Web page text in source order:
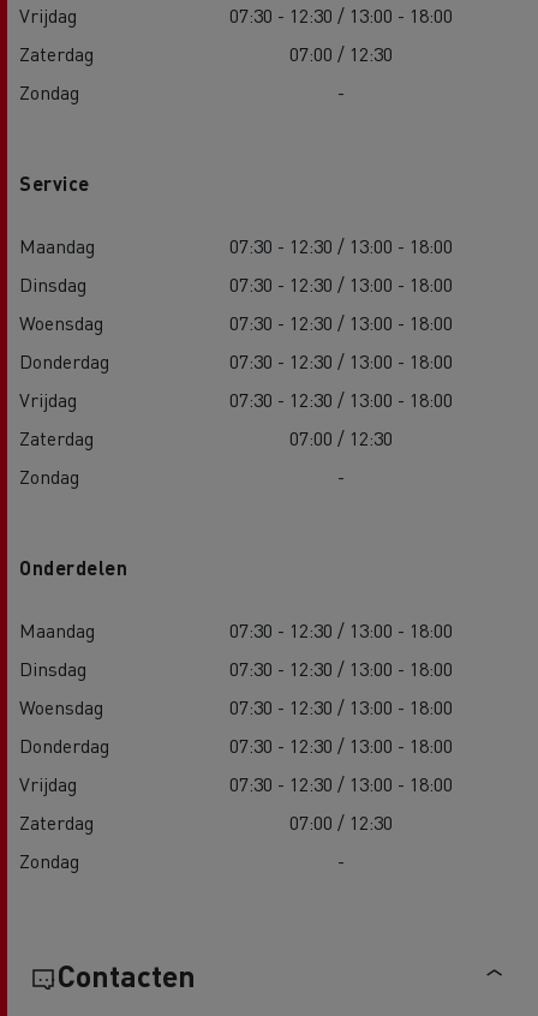
Vrijdag
07:30 - 12:30 / 13:00 - 18:00
Zaterdag
07:00 / 12:30
Zondag
-
Service
Maandag
07:30 - 12:30 / 13:00 - 18:00
Dinsdag
07:30 - 12:30 / 13:00 - 18:00
Woensdag
07:30 - 12:30 / 13:00 - 18:00
Donderdag
07:30 - 12:30 / 13:00 - 18:00
Vrijdag
07:30 - 12:30 / 13:00 - 18:00
Zaterdag
07:00 / 12:30
Zondag
-
Onderdelen
Maandag
07:30 - 12:30 / 13:00 - 18:00
Dinsdag
07:30 - 12:30 / 13:00 - 18:00
Woensdag
07:30 - 12:30 / 13:00 - 18:00
Donderdag
07:30 - 12:30 / 13:00 - 18:00
Vrijdag
07:30 - 12:30 / 13:00 - 18:00
Zaterdag
07:00 / 12:30
Zondag
-
Contacten